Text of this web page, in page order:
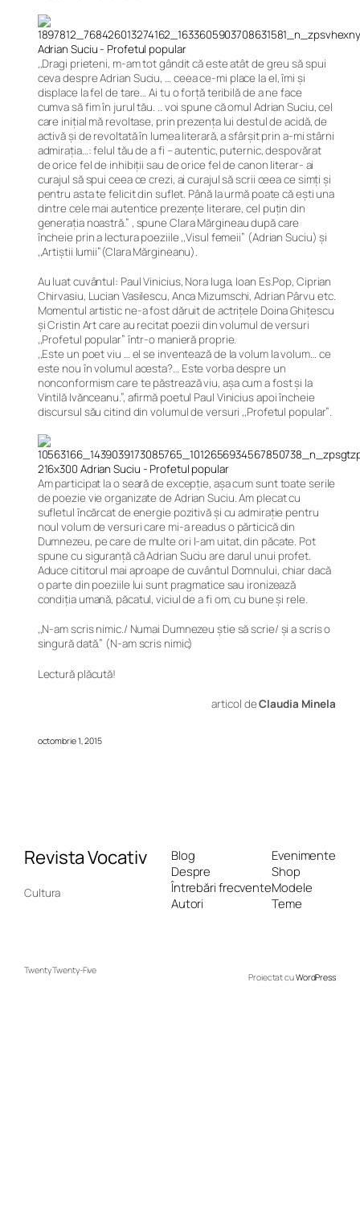
,,Dragi prieteni, m-am tot gândit că este atât de greu să spui
ceva despre Adrian Suciu, … ceea ce-mi place la el, îmi și
displace la fel de tare… Ai tu o forță teribilă de a ne face
cumva să fim în jurul tău. .. voi spune că omul Adrian Suciu, cel
care inițial mă revoltase, prin prezența lui destul de acidă, de
activă și de revoltată în lumea literară, a sfârșit prin a-mi stârni
admirația…: felul tău de a fi – autentic, puternic, despovărat
de orice fel de inhibiții sau de orice fel de canon literar- ai
curajul să spui ceea ce crezi, ai curajul să scrii ceea ce simți și
pentru asta te felicit din suflet. Până la urmă poate că ești una
dintre cele mai autentice prezențe literare, cel puțin din
generația noastră.” , spune Clara Mărgineau după care
încheie prin a lectura poeziile,,Visul femeii” (Adrian Suciu) și
,,Artiștii lumii”(Clara Mărgineanu).
Au luat cuvântul: Paul Vinicius, Nora Iuga, Ioan Es.Pop, Ciprian
Chirvasiu, Lucian Vasilescu, Anca Mizumschi, Adrian Pârvu etc.
Momentul artistic ne-a fost dăruit de actrițele Doina Ghițescu
și Cristin Art care au recitat poezii din volumul de versuri
,,Profetul popular” într-o manieră proprie.
,,Este un poet viu … el se inventează de la volum la volum… ce
este nou în volumul acesta?… Este vorba despre un
nonconformism care te păstrează viu, așa cum a fost și la
Vintilă Ivănceanu.”, afirmă poetul Paul Vinicius apoi încheie
discursul său citind din volumul de versuri ,,Profetul popular”.
Am participat la o seară de excepție, așa cum sunt toate serile
de poezie vie organizate de Adrian Suciu. Am plecat cu
sufletul încărcat de energie pozitivă și cu admirație pentru
noul volum de versuri care mi-a readus o părticică din
Dumnezeu, pe care de multe ori l-am uitat, din păcate. Pot
spune cu siguranță că Adrian Suciu are darul unui profet.
Aduce cititorul mai aproape de cuvântul Domnului, chiar dacă
o parte din poeziile lui sunt pragmatice sau ironizează
condiția umană, păcatul, viciul de a fi om, cu bune și rele.
,,N-am scris nimic./ Numai Dumnezeu știe să scrie/ și a scris o
singură dată.” (N-am scris nimic)
Lectură plăcută!
articol deClaudia Minela
octombrie 1, 2015
Revista Vocativ
Cultura
Blog
Despre
Întrebări frecvente
Autori
Evenimente
Shop
Modele
Teme
Twenty Twenty-Five
Proiectat cuWordPress